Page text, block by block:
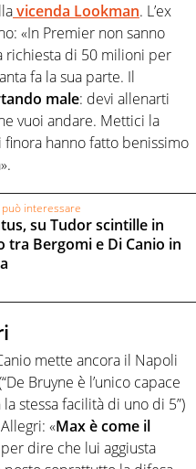
vicenda Lookman. L’ex
«In Premier non sanno
richiesta di 50 milioni per
fa la sua parte. Il
male: devi allenarti
vuoi andare. Mettici la
finora hanno fatto benissimo
interessare
su Tudor scintille in
tra Bergomi e Di Canio in
mette ancora il Napoli
Bruyne è l’unico capace
stessa facilità di uno di 5”)
«Max è come il
dire che lui aggiusta